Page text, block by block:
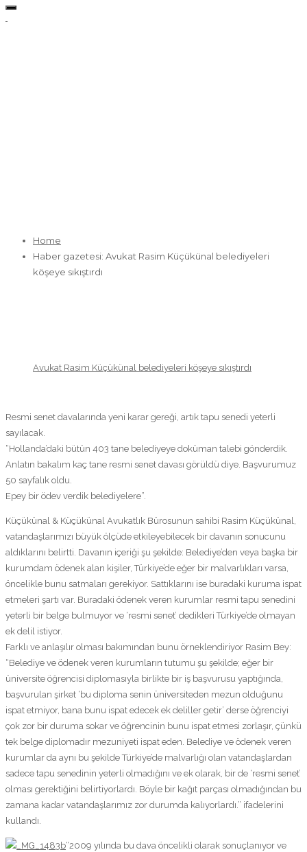
Toggle
Home
Haber gazetesi: Avukat Rasim Küçükünal belediyeleri
köşeye sıkıştırdı
Avukat Rasim Küçükünal belediyeleri köşeye sıkıştırdı
Resmi senet davalarında yeni karar gereği, artık tapu senedi yeterli
sayılacak.
“Hollanda’daki bütün 403 tane belediyeye doküman talebi gönderdik.
Anlatın bakalım kaç tane resmi senet davası görüldü diye. Başvurumuz
50 sayfalık oldu.
Epey bir ödev verdik belediyelere”.
Küçükünal & Küçükünal Avukatlık Bürosunun sahibi Rasim Küçükünal,
vatandaşlarımızı büyük ölçüde etkileyebilecek bir davanın sonucunu
aldıklarını belirtti. Davanın içeriği şu şekilde: Belediye’den veya başka bir
kurumdam ödenek alan kişiler, Türkiye’de eğer bir malvarlıkları varsa,
öncelikle bunu satmaları gerekiyor. Sattıklarını ise buradaki kuruma ispat
etmeleri şartı var. Buradaki ödenek veren kurumlar resmi tapu senedini
yeterli bir belge bulmuyor ve ‘resmi senet’ dedikleri Türkiye’de olmayan
ek delil istiyor.
Farklı ve anlaşılır olması bakımından bunu örneklendiriyor Rasim Bey:
“Belediye ve ödenek veren kurumların tutumu şu şekilde; eğer bir
üniversite öğrencisi diplomasıyla birlikte bir iş başvurusu yaptığında,
başvurulan şirket ‘bu diploma senin üniversiteden mezun olduğunu
ispat etmiyor, bana bunu ispat edecek ek deliller getir’ derse öğrenciyi
çok zor bir duruma sokar ve öğrencinin bunu ispat etmesi zorlaşır, çünkü
tek belge diplomadır mezuniyeti ispat eden. Belediye ve ödenek veren
kurumlar da aynı bu şekilde Türkiye’de malvarlığı olan vatandaşlardan
sadece tapu senedinin yeterli olmadığını ve ek olarak, bir de ‘resmi senet’
olması gerektiğini belirtiyorlardı. Böyle bir kağıt parçası olmadığından bu
zamana kadar vatandaşlarımız zor durumda kalıyorlardı.” ifadelerini
kullandı.
“2009 yılında bu dava öncelikli olarak sonuçlanıyor ve